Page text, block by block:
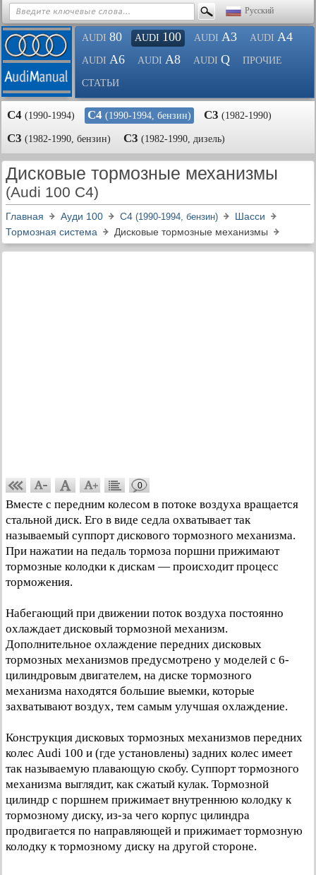
Русский
AUDI 80 AUDI 100 AUDI A3 AUDI A4
AUDI A6 AUDI A8 AUDI Q ПРОЧИЕ
СТАТЬИ
С4 (1990-1994) С4 (1990-1994, бензин) С3 (1982-1990)
С3 (1982-1990, бензин) С3 (1982-1990, дизель)
Дисковые тормозные механизмы
(Audi 100 C4)
Главная Ауди 100 С4 (1990-1994, бензин)
Шасси
Тормозная система
Дисковые тормозные механизмы
0
Вместе с передним колесом в потоке воздуха вращается
стальной диск. Его в виде седла охватывает так
называемый суппорт дискового тормозного механизма.
При нажатии на педаль тормоза поршни прижимают
тормозные колодки к дискам — происходит процесс
торможения.
Набегающий при движении поток воздуха постоянно
охлаждает дисковый тормозной механизм.
Дополнительное охлаждение передних дисковых
тормозных механизмов предусмотрено у моделей с 6-
цилиндровым двигателем, на диске тормозного
механизма находятся большие выемки, которые
захватывают воздух, тем самым улучшая охлаждение.
Конструкция дисковых тормозных механизмов передних
колес Audi 100 и (где установлены) задних колес имеет
так называемую плавающую скобу. Суппорт тормозного
механизма выглядит, как сжатый кулак. Тормозной
цилиндр с поршнем прижимает внутреннюю колодку к
тормозному диску, из-за чего корпус цилиндра
продвигается по направляющей и прижимает тормозную
колодку к тормозному диску на другой стороне.